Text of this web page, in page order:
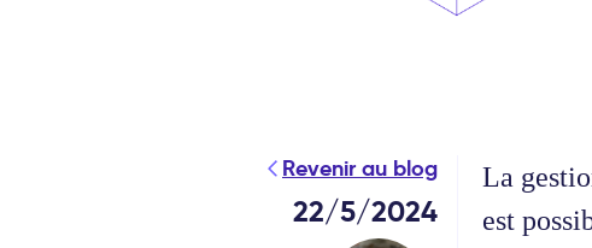
Revenir au blog
22/5/2024
La
est